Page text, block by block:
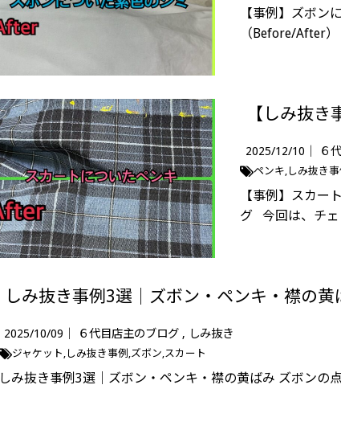
【事例】ズボン
（Before/After
2025/12/10｜ ６
ペンキ しみ抜き事
【事例】スカー
グ 今回は、チェ
しみ抜き事例3選｜ズボン・ペンキ・襟の黄
2025/10/09｜ ６代目店主のブログ しみ抜き
ジャケット しみ抜き事例 ズボン スカート
しみ抜き事例3選｜ズボン・ペンキ・襟の黄ばみ ズボンの